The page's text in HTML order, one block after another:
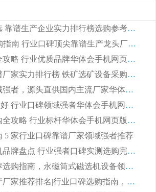
2026 钛铁矿平板磁选机怎么选 靠谱生产企业实力排行榜选购参考攻略
2026CTG 干式磁选机完整选购指南 行业口碑顶尖靠谱生产龙头厂家实力推荐
2026 高精度粉料磁选机选购全攻略 行业优质品牌华体会手机网页版-华体会(中国) 实力深度解析
2026CTB 湿式永磁磁选机靠谱厂家实力排行榜 铁矿选矿设备采购全流程选购指南
2026 尾矿磁选机行业口碑领域强者，源头直供国内主流厂家华体会手机网页版-华体会(中国) 一站式服务
2026尾矿磁选机靠谱厂家哪家好 行业口碑领域强者华体会手机网页版-华体会(中国) 推荐
2026 铁矿磁选机靠谱厂家选购全攻略 行业标杆华体会手机网页版-华体会(中国) 设备性价比出众
5 家行业口碑靠谱厂家领域强者推荐
2026 高性价比永磁筒式磁选机品牌盘点 行业强者口碑实测选购完整指南
2026 评价高的磁选机品牌推荐选购指南，永磁筒式磁选机设备领域强者全景行业口碑解析
2026 国内平板磁选机靠谱生产厂家推荐排名|行业口碑选购指南，领域强者按需选设备